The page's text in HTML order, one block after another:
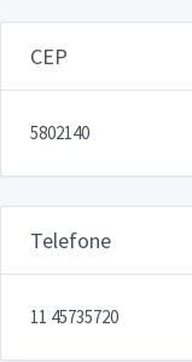
CEP
5802140
Telefone
11 45735720